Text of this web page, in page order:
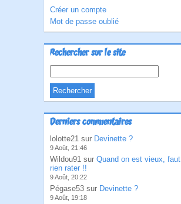
Créer un compte
Mot de passe oublié
Rechercher sur le site
Derniers commentaires
lolotte21 sur Devinette ?
9 Août, 21:46
Wildou91 sur Quand on est vieux, faut
rien rater !!
9 Août, 20:22
Pégase53 sur Devinette ?
9 Août, 19:18